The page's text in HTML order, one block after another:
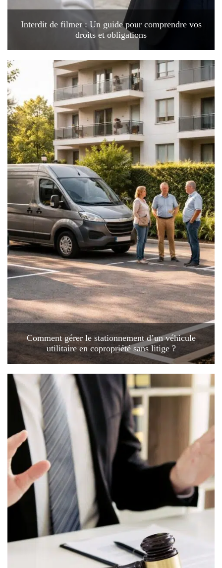
Interdit de filmer : Un guide pour comprendre vos
droits et obligations
Comment gérer le stationnement d’un véhicule
utilitaire en copropriété sans litige ?